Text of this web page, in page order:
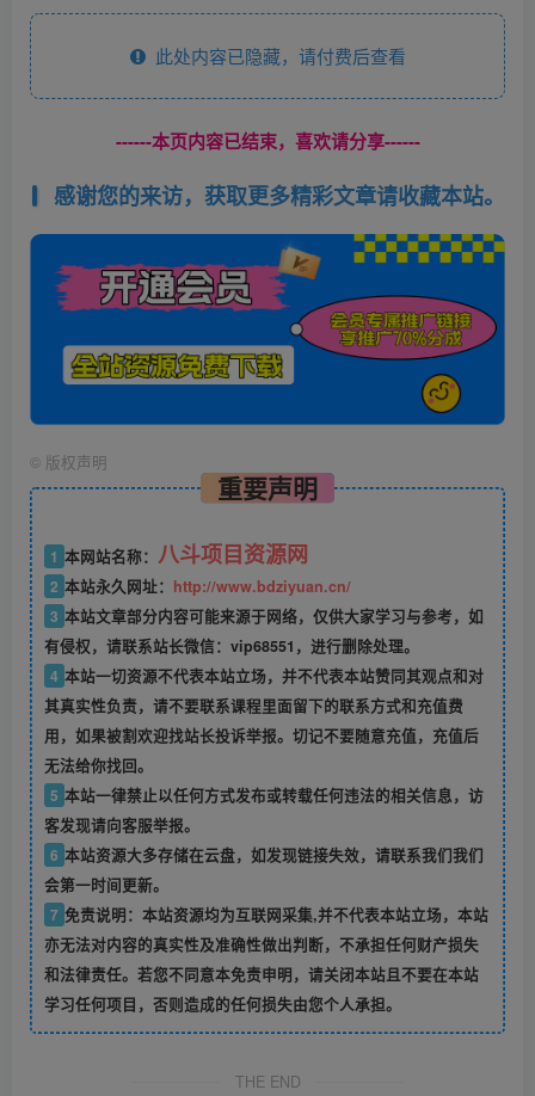
此处内容已隐藏，请付费后查看
------本页内容已结束，喜欢请分享------
感谢您的来访，获取更多精彩文章请收藏本站。
© 版权声明
重要声明
1 本网站名称： 八斗项目资源网
2 本站永久网址： http://www.bdziyuan.cn/
3 本站文章部分内容可能来源于网络，仅供大家学习与参考，如
有侵权，请联系站长微信：vip68551，进行删除处理。
4 本站一切资源不代表本站立场，并不代表本站赞同其观点和对
其真实性负责，请不要联系课程里面留下的联系方式和充值费
用，如果被割欢迎找站长投诉举报。切记不要随意充值，充值后
无法给你找回。
5 本站一律禁止以任何方式发布或转载任何违法的相关信息，访
客发现请向客服举报。
6 本站资源大多存储在云盘，如发现链接失效，请联系我们我们
会第一时间更新。
7 免责说明：本站资源均为互联网采集,并不代表本站立场，本站
亦无法对内容的真实性及准确性做出判断，不承担任何财产损失
和法律责任。若您不同意本免责申明，请关闭本站且不要在本站
学习任何项目，否则造成的任何损失由您个人承担。
THE END